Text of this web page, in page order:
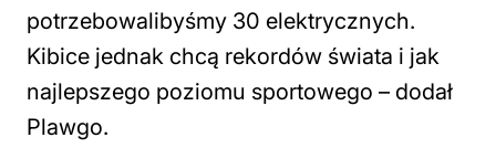
potrzebowalibyśmy 30 elektrycznych.
Kibice jednak chcą rekordów świata i jak
najlepszego poziomu sportowego – dodał
Plawgo.